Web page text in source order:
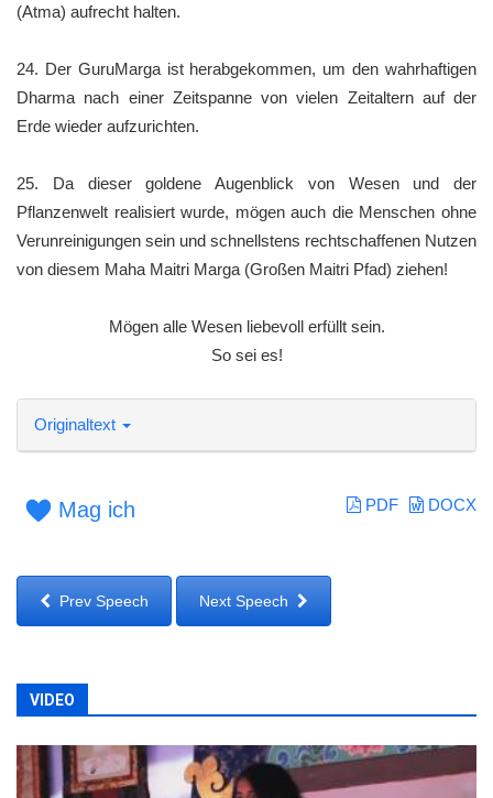
(Atma) aufrecht halten.
24. Der GuruMarga ist herabgekommen, um den wahrhaftigen
Dharma nach einer Zeitspanne von vielen Zeitaltern auf der
Erde wieder aufzurichten.
25. Da dieser goldene Augenblick von Wesen und der
Pflanzenwelt realisiert wurde, mögen auch die Menschen ohne
Verunreinigungen sein und schnellstens rechtschaffenen Nutzen
von diesem Maha Maitri Marga (Großen Maitri Pfad) ziehen!
Mögen alle Wesen liebevoll erfüllt sein.
So sei es!
Originaltext
DOCX
PDF
Mag ich
Prev Speech Next Speech
VIDEO